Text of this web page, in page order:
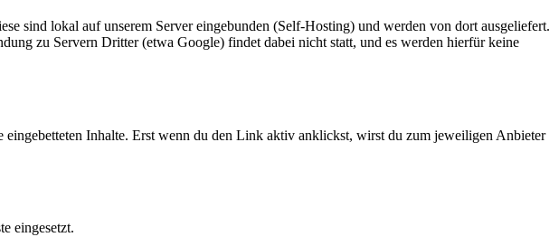
sind lokal auf unserem Server eingebunden (Self-Hosting) und werden von dort ausgeliefert.
zu Servern Dritter (etwa Google) findet dabei nicht statt, und es werden hierfür keine
Inhalte. Erst wenn du den Link aktiv anklickst, wirst du zum jeweiligen Anbieter
eingesetzt.